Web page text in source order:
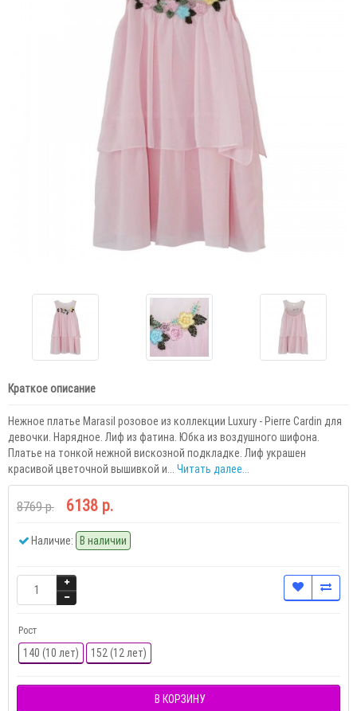
Краткое описание
Нежное платье Marasil розовое из коллекции Luxury - Pierre Cardin для
девочки. Нарядное. Лиф из фатина. Юбка из воздушного шифона.
Платье на тонкой нежной вискозной подкладке. Лиф украшен
красивой цветочной вышивкой и... Читать далее...
8769 р. 6138 р.
Наличие: В наличии
Рост
140 (10 лет) 152 (12 лет)
В КОРЗИНУ